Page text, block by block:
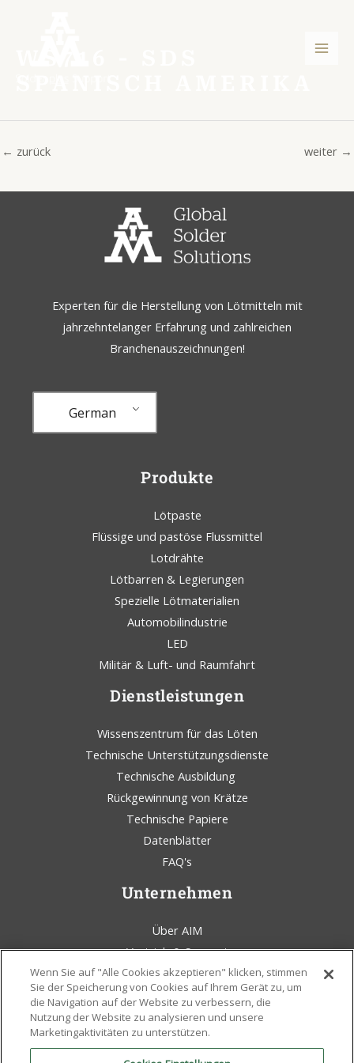
← zurück weiter →
Experten für die Herstellung von Lötmitteln mit
jahrzehntelanger Erfahrung und zahlreichen
Branchenauszeichnungen!
German
Produkte
Lötpaste
Flüssige und pastöse Flussmittel
Lotdrähte
Lötbarren & Legierungen
Spezielle Lötmaterialien
Automobilindustrie
LED
Militär & Luft- und Raumfahrt
Dienstleistungen
Wissenszentrum für das Löten
Technische Unterstützungsdienste
Technische Ausbildung
Rückgewinnung von Krätze
Technische Papiere
Datenblätter
FAQ's
Unternehmen
Über AIM
Vertrieb & Support
AIM Lötkolben Blog
Bedingungen und Konditionen
Rechtliche Erklärung
Umweltbewußtsein
Policen und Zertifikate
Wenn Sie auf "Alle Cookies akzeptieren" klicken, stimmen
Sie der Speicherung von Cookies auf Ihrem Gerät zu, um
die Navigation auf der Website zu verbessern, die
Nutzung der Website zu analysieren und unsere
Marketingaktivitäten zu unterstützen.